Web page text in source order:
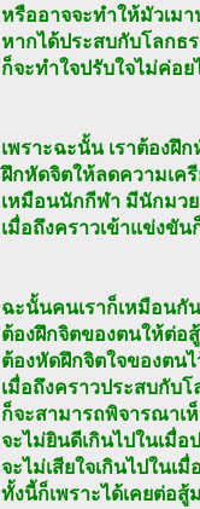
หรืออาจจะทำให้มัวเม
หากได้ประสบกับโลกธ
ก็จะทำใจปรับใจไม่ค่อ
เพราะฉะนั้น เราต้อง
ฝึกหัดจิตให้ลดความเครี
เหมือนนักกีฬา มีนักมว
เมื่อถึงคราวเข้าแข่งขั
ฉะนั้นคนเราก็เหมือนกัน
ต้องฝึกจิตของตนให้ต่อ
ต้องหัดฝึกจิตใจของตน
เมื่อถึงคราวประสบกับโ
ก็จะสามารถพิจารณาเ
จะไม่ยินดีเกินไปในเมื่
จะไม่เสียใจเกินไปใน
ทั้งนี้ก็เพราะได้เคยต่อ